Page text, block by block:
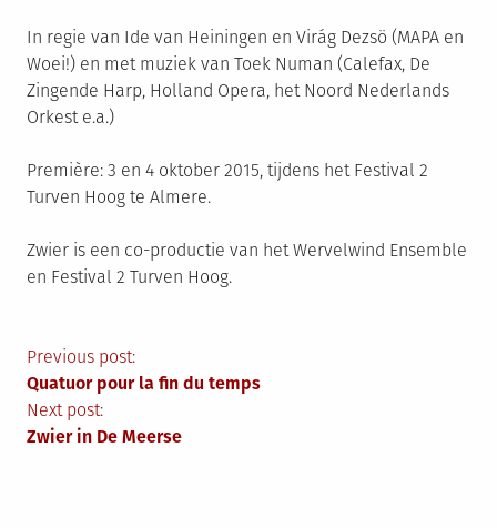
In regie van Ide van Heiningen en Virág Dezsö (MAPA en
Woei!) en met muziek van Toek Numan (Calefax, De
Zingende Harp, Holland Opera, het Noord Nederlands
Orkest e.a.)
Première: 3 en 4 oktober 2015, tijdens het Festival 2
Turven Hoog te Almere.
Zwier is een co-productie van het Wervelwind Ensemble
en Festival 2 Turven Hoog.
Berichtnavigatie
Previous post:
Quatuor pour la fin du temps
Next post:
Zwier in De Meerse